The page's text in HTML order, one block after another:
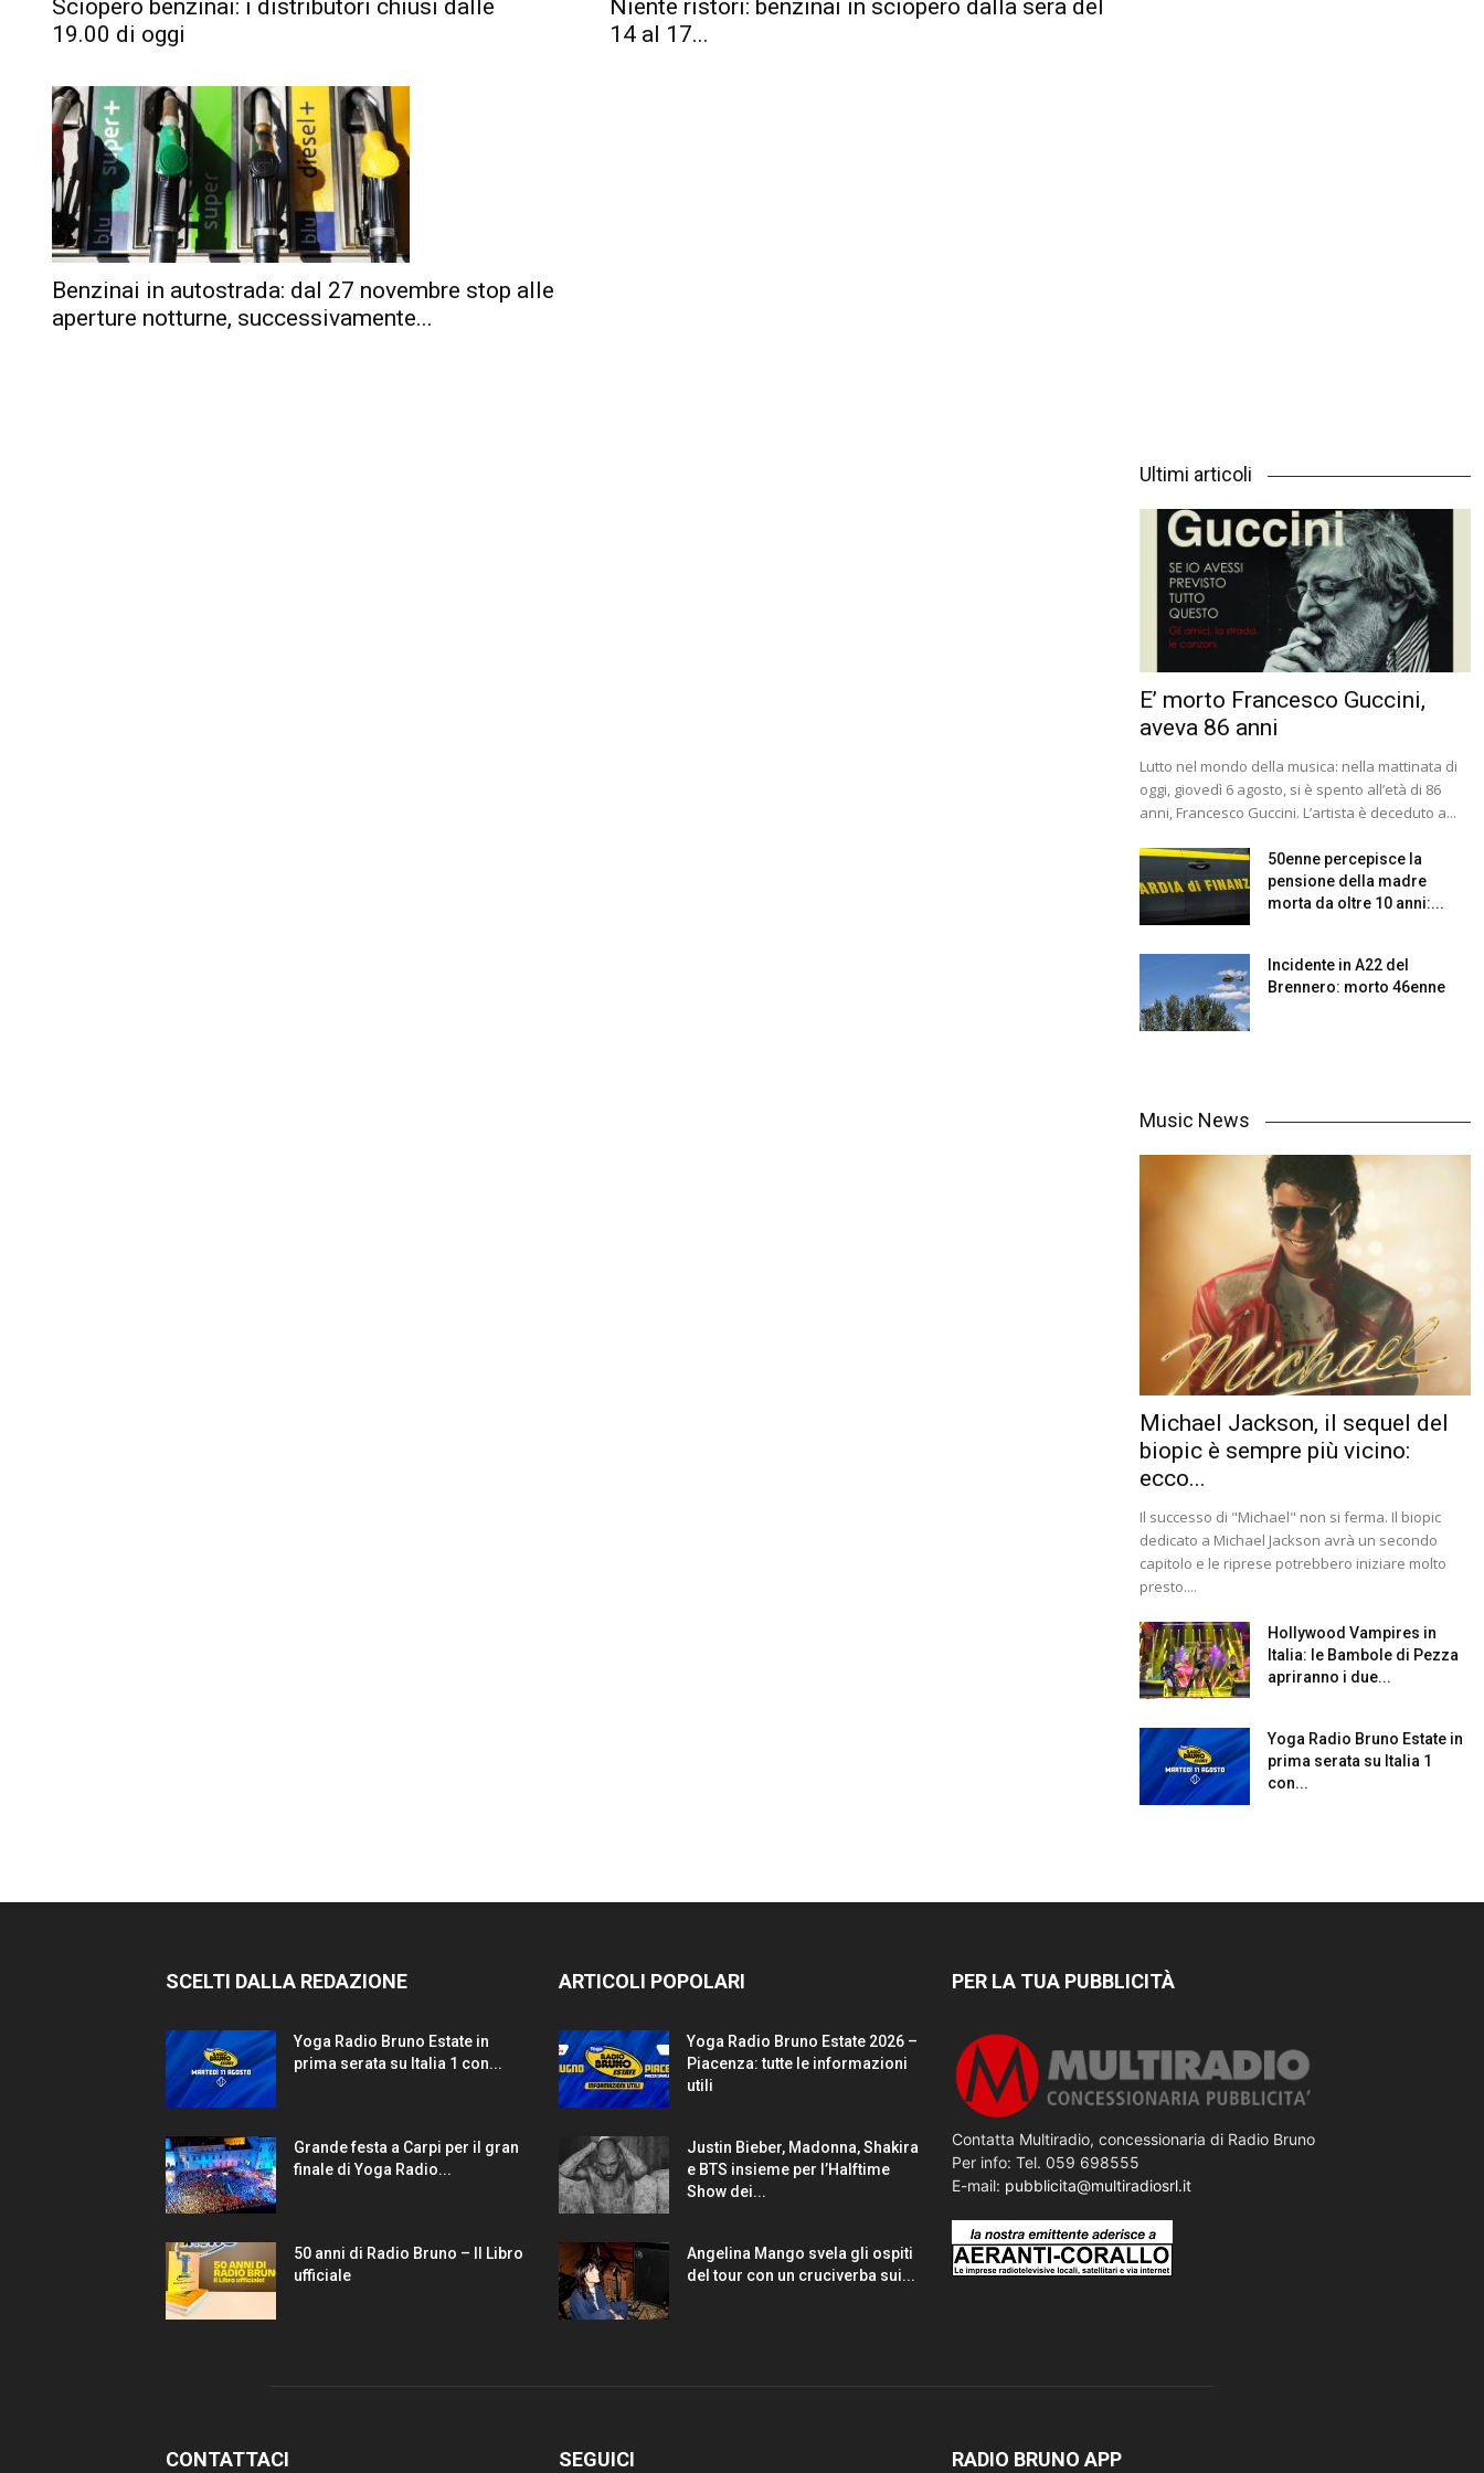
Sciopero benzinai: i distributori chiusi dalle
19.00 di oggi
Niente ristori: benzinai in sciopero dalla sera del
14 al 17...
Benzinai in autostrada: dal 27 novembre stop alle
aperture notturne, successivamente...
Ultimi articoli
E’ morto Francesco Guccini,
aveva 86 anni
Lutto nel mondo della musica: nella mattinata di
oggi, giovedì 6 agosto, si è spento all’età di 86
anni, Francesco Guccini. L’artista è deceduto a...
50enne percepisce la
pensione della madre
morta da oltre 10 anni:...
Incidente in A22 del
Brennero: morto 46enne
Music News
Michael Jackson, il sequel del
biopic è sempre più vicino:
ecco...
Il successo di "Michael" non si ferma. Il biopic
dedicato a Michael Jackson avrà un secondo
capitolo e le riprese potrebbero iniziare molto
presto....
Hollywood Vampires in
Italia: le Bambole di Pezza
apriranno i due...
Yoga Radio Bruno Estate in
prima serata su Italia 1
con...
SCELTI DALLA REDAZIONE
Yoga Radio Bruno Estate in
prima serata su Italia 1 con...
Grande festa a Carpi per il gran
finale di Yoga Radio...
50 anni di Radio Bruno – Il Libro
ufficiale
ARTICOLI POPOLARI
Yoga Radio Bruno Estate 2026 –
Piacenza: tutte le informazioni
utili
Justin Bieber, Madonna, Shakira
e BTS insieme per l’Halftime
Show dei...
Angelina Mango svela gli ospiti
del tour con un cruciverba sui...
PER LA TUA PUBBLICITÀ
Contatta Multiradio, concessionaria di Radio Bruno
Per info: Tel. 059 698555
E-mail: pubblicita@multiradiosrl.it
CONTATTACI SEGUICI RADIO BRUNO APP